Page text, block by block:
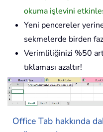
okuma işlevini
Yeni pencereler
sekmelerde birden
Verimliliğinizi %50
tıklaması azaltır!
Office Tab hakkında